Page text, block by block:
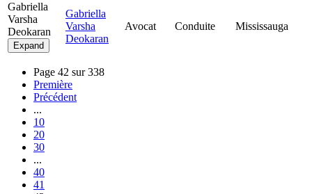
Gabriella
Varsha
Deokaran
Expand
Gabriella
Varsha
Deokaran
Avocat Conduite Mississauga
Page 42 sur 338
Première
Précédent
...
10
20
30
...
40
41